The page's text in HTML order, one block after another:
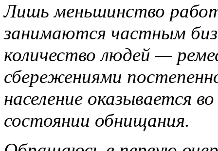
Лишь меньшинство
занимаются частным
количество людей —
сбережениями
население оказывается
состоянии обнищания.